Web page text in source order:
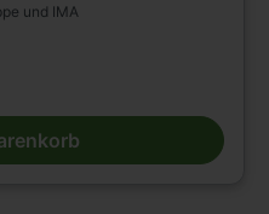
und IMA